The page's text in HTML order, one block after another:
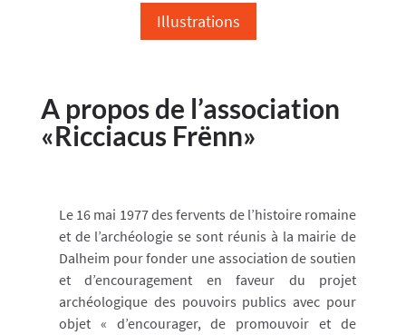
Illustrations
A propos de l’association
«Ricciacus Frënn»
Le 16 mai 1977 des fervents de l’histoire romaine
et de l’archéologie se sont réunis à la mairie de
Dalheim pour fonder une association de soutien
et d’encouragement en faveur du projet
archéologique des pouvoirs publics avec pour
objet « d’encourager, de promouvoir et de